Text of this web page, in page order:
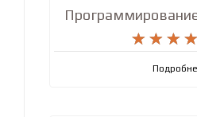
Программирование
   
   